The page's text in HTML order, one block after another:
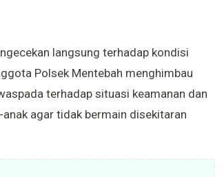
langsung terhadap kondisi
Polsek Mentebah menghimbau
terhadap situasi keamanan dan
agar tidak bermain disekitaran